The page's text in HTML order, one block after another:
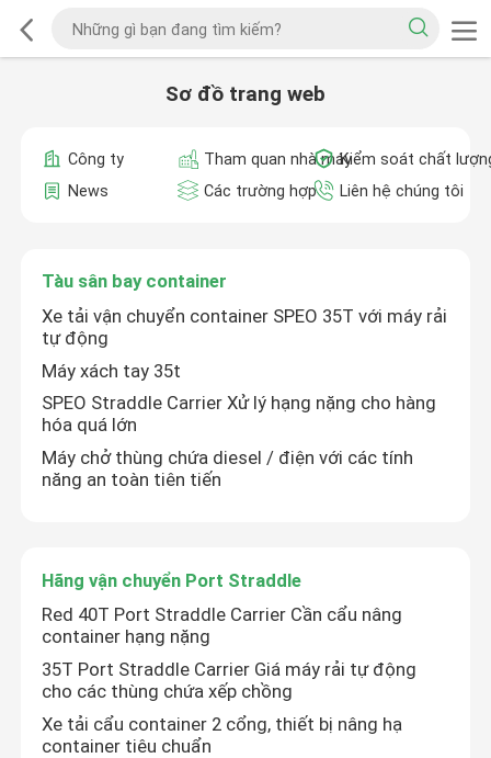
Sơ đồ trang web
Công ty Tham quan nhà máyKiểm soát chất
News
Các trường hợp Liên hệ chúng tôi
Tàu sân bay container
Xe tải vận chuyển container SPEO 35T với máy rải
tự động
Máy xách tay 35t
SPEO Straddle Carrier Xử lý hạng nặng cho hàng
hóa quá lớn
Máy chở thùng chứa diesel / điện với các tính
năng an toàn tiên tiến
Hãng vận chuyển Port Straddle
Red 40T Port Straddle Carrier Cần cẩu nâng
container hạng nặng
35T Port Straddle Carrier Giá máy rải tự động
cho các thùng chứa xếp chồng
Xe tải cẩu container 2 cổng, thiết bị nâng hạ
container tiêu chuẩn